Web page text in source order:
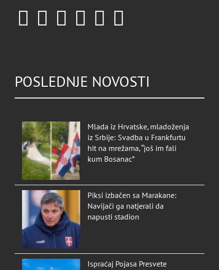
POSLEDNJE NOVOSTI
Mlada iz Hrvatske, mladoženja
iz Srbije: Svadba u Frankfurtu
hit na mrežama, “još im fali
kum Bosanac”
Piksi izbačen sa Marakane:
Navijači ga natjerali da
napusti stadion
Ispraćaj Pojasa Presvete